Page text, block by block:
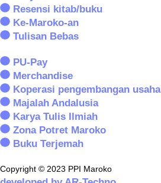
Resensi kitab/buku
Ke-Maroko-an
Tulisan Bebas
PU-Pay
Merchandise
Koperasi pengembangan usaha
Majalah Andalusia
Karya Tulis Ilmiah
Zona Potret Maroko
Buku Terjemah
Copyright © 2023 PPI Maroko